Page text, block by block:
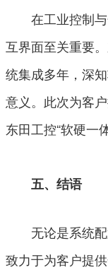
在工业控制与
互界面至关重要
统集成多年，深
意义。此次为客
东田工控“软硬一
五、结语
无论是系统配
致力于为客户提